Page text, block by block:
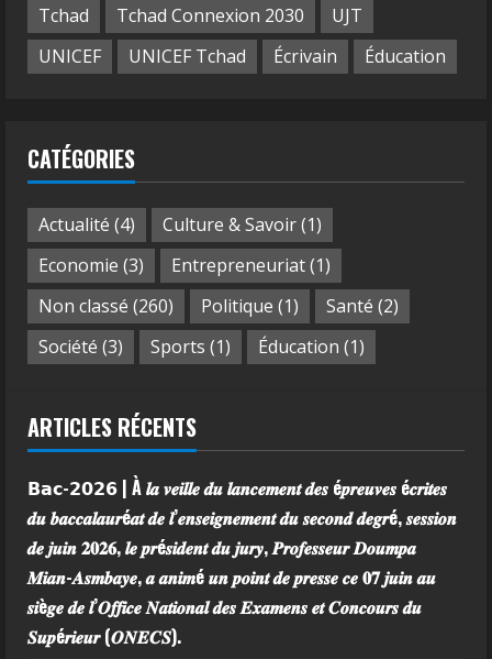
Tchad
Tchad Connexion 2030
UJT
UNICEF
UNICEF Tchad Écrivain Éducation
CATÉGORIES
Actualité (4) Culture & Savoir(1)
Economie (3) Entrepreneuriat(1)
Non classé (260) Politique (1) Santé (2)
Société (3) Sports (1) Éducation (1)
ARTICLES RÉCENTS
𝗕𝗮𝗰-𝟮𝟬𝟮𝟲 | À 𝒍𝒂 𝒗𝒆𝒊𝒍𝒍𝒆 𝒅𝒖 𝒍𝒂𝒏𝒄𝒆𝒎𝒆𝒏𝒕 𝒅𝒆𝒔 é𝒑𝒓𝒆𝒖𝒗𝒆𝒔 é𝒄𝒓𝒊𝒕𝒆𝒔
𝒅𝒖 𝒃𝒂𝒄𝒄𝒂𝒍𝒂𝒖𝒓é𝒂𝒕 𝒅𝒆 𝒍’𝒆𝒏𝒔𝒆𝒊𝒈𝒏𝒆𝒎𝒆𝒏𝒕 𝒅𝒖 𝒔𝒆𝒄𝒐𝒏𝒅 𝒅𝒆𝒈𝒓é, 𝒔𝒆𝒔𝒔𝒊𝒐𝒏
𝒅𝒆 𝒋𝒖𝒊𝒏 𝟐𝟎𝟐𝟔, 𝒍𝒆 𝒑𝒓é𝒔𝒊𝒅𝒆𝒏𝒕 𝒅𝒖 𝒋𝒖𝒓𝒚, 𝑷𝒓𝒐𝒇𝒆𝒔𝒔𝒆𝒖𝒓 𝑫𝒐𝒖𝒎𝒑𝒂
𝑴𝒊𝒂𝒏-𝑨𝒔𝒎𝒃𝒂𝒚𝒆, 𝒂 𝒂𝒏𝒊𝒎é 𝒖𝒏 𝒑𝒐𝒊𝒏𝒕 𝒅𝒆 𝒑𝒓𝒆𝒔𝒔𝒆 𝒄𝒆 𝟎𝟕 𝒋𝒖𝒊𝒏 𝒂𝒖
𝒔𝒊è𝒈𝒆 𝒅𝒆 𝒍’𝑶𝒇𝒇𝒊𝒄𝒆 𝑵𝒂𝒕𝒊𝒐𝒏𝒂𝒍 𝒅𝒆𝒔 𝑬𝒙𝒂𝒎𝒆𝒏𝒔 𝒆𝒕 𝑪𝒐𝒏𝒄𝒐𝒖𝒓𝒔 𝒅𝒖
𝑺𝒖𝒑é𝒓𝒊𝒆𝒖𝒓 (𝑶𝑵𝑬𝑪𝑺).